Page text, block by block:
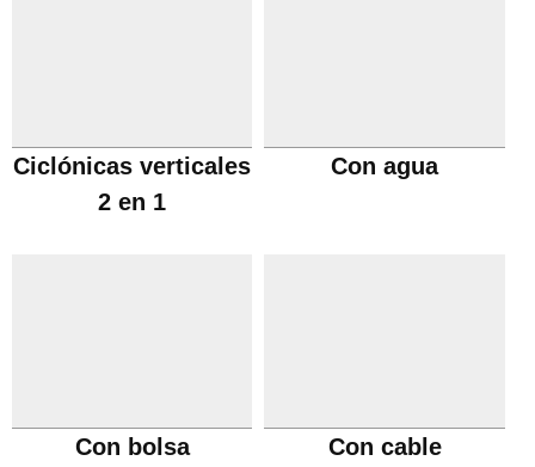
Ciclónicas verticales
2 en 1
Con agua
Con bolsa Con cable